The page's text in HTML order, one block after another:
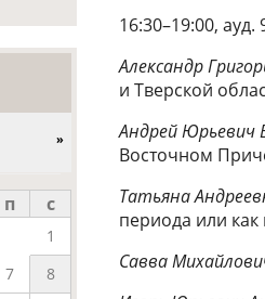
»
п с
1
7
8
16:30–19:00, ауд.
Александр
и Тверской
Андрей Юрьевич
Восточном
Татьяна
периода или
Савва